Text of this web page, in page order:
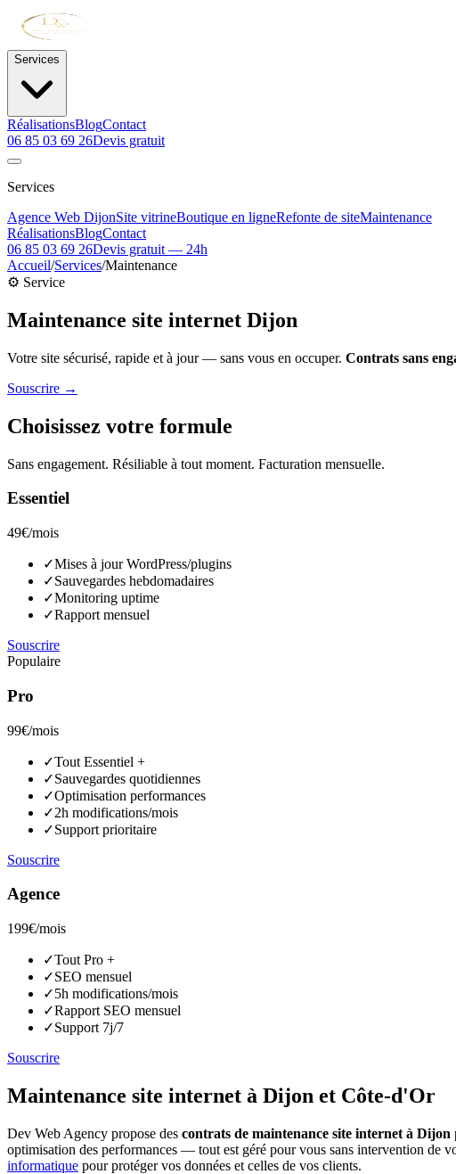
Services
RéalisationsBlogContact
06 85 03 69 26Devis gratuit
Services
Agence Web DijonSite vitrineBoutique en ligneRefonte de siteMaintenance
RéalisationsBlogContact
06 85 03 69 26Devis gratuit — 24h
Accueil/Services/Maintenance
⚙️ Service
Maintenance site internet Dijon
Votre site sécurisé, rapide et à jour — sans vous en occuper. Contrats sans
Souscrire →
Choisissez votre formule
Sans engagement. Résiliable à tout moment. Facturation mensuelle.
Essentiel
49€/mois
✓Mises à jour WordPress/plugins
✓Sauvegardes hebdomadaires
✓Monitoring uptime
✓Rapport mensuel
Souscrire
Populaire
Pro
99€/mois
✓Tout Essentiel +
✓Sauvegardes quotidiennes
✓Optimisation performances
✓2h modifications/mois
✓Support prioritaire
Souscrire
Agence
199€/mois
✓Tout Pro +
✓SEO mensuel
✓5h modifications/mois
✓Rapport SEO mensuel
✓Support 7j/7
Souscrire
Maintenance site internet à Dijon et Côte-d'Or
Dev Web Agency propose des contrats de maintenance site internet à Dijon
optimisation des performances — tout est géré pour vous sans intervention de
informatique pour protéger vos données et celles de vos clients.